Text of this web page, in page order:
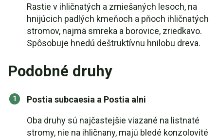
Rastie v ihličnatých a zmiešaných lesoch, na
hnijúcich padlých kmeňoch a pňoch ihličnatých
stromov, najmä smreka a borovice, zriedkavo.
Spôsobuje hnedú deštruktívnu hnilobu dreva.
Podobné druhy
Postia subcaesia a Postia alni
Oba druhy sú najčastejšie viazané na listnaté
stromy, nie na ihličnany, majú bledé konzolovité